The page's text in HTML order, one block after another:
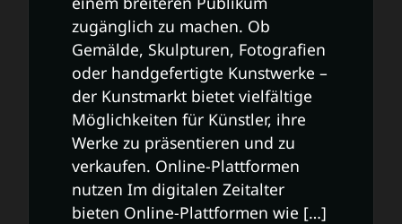
zugänglich zu machen. Ob
Gemälde, Skulpturen, Fotografien
oder handgefertigte Kunstwerke –
der Kunstmarkt bietet vielfältige
Möglichkeiten für Künstler, ihre
Werke zu präsentieren und zu
verkaufen. Online-Plattformen
nutzen Im digitalen Zeitalter
bieten Online-Plattformen wie […]